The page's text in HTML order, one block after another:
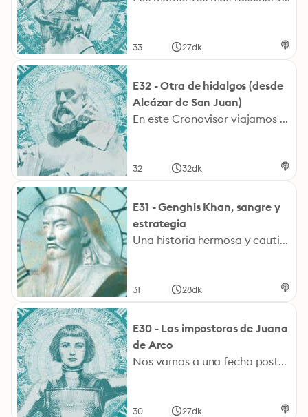
33 27dk
E32 - Otra de hidalgos (desde
Alcázar de San Juan)
En este Cronovisor viajamos al principio del siglo XVII, en concreto al 25 de mayo de 1606. Nos situamos en Alcázar de San Juan, Bartolomé García tenía una hermana, soltera, y este hombre no quería que la mujer se casara. Hacía todo lo posible para que no tener que repartir la herencia. Ella se enamora de Pascual. Bartolomé piensa que hay que quitársela de en medio y envenenó una torta de San Juan, incluso acudió a una bruja para que le recomendase una forma de envenenarla sin que se notase.
32 32dk
E31 - Genghis Khan, sangre y
estrategia
Una historia hermosa y cautivadora pero que fue un momento del pasado muy tétrico para los que le tocó vivir tanto la crueldad de Genghis Khan como las circunstancias que se vivían en, la llamada actualmente, Mongolia. Genghis Khan "el emperador de la Tierra y el señor de todos los océanos" consiguió su título a base de sangre y fuego. Era un buen estratega, sabía muy bien como doblegar al enemigo y, a pesar de que su ejército casi siempre estaba en inferior de condiciones, sabía cómo provocar un asedio aun enfrentándose con ejércitos mayores. Viajamos con Jesús Callejo a la fecha de la defunción de Genghis Khan: 18 de agosto de 1227.
31 28dk
E30 - Las impostoras de Juana
de Arco
Nos vamos a una fecha posterior a la ejecución de Juana de Arco, al 15 de julio de 1440. Hay una mujer, con cierto parecido a Juana de Arco, y dice ser ella. Se rumorea que la heroína jamás murió y que todo era un truco para conseguir la insignia de la Flor de Lis que le otorgó Carlos VII, mucho dinero y mucho prestigio había de por medio. Carlos VII se acerca a aquella mujer y le dice: ¿Cuál era el secreto que tú y yo compartíamos?. Ella se queda perpleja, llora y queda desenmascarada. El rey la perdona pero pide que se retracte ante el parlamento. Ella fue una de las cuatro impostoras que dijo ser Juana de Arco. Había todo un interés para suplantar la identidad de nuestra gran protagonista.
30 27dk